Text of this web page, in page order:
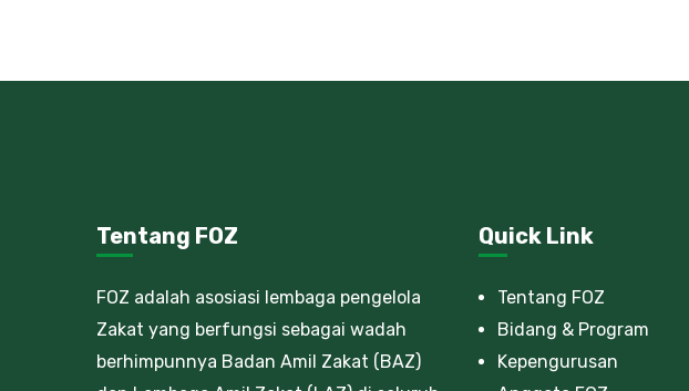
Tentang FOZ Quick Link
FOZ adalah asosiasi lembaga pengelola
Zakat yang berfungsi sebagai wadah
berhimpunnya Badan Amil Zakat (BAZ)
Tentang FOZ
Bidang & Program
Kepengurusan